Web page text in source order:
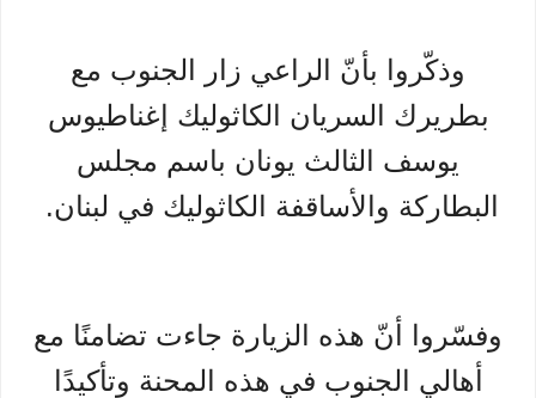
وذكّروا بأنّ الراعي زار الجنوب مع
بطريرك السريان الكاثوليك إغناطيوس
يوسف الثالث يونان باسم مجلس
البطاركة والأساقفة الكاثوليك في لبنان.
وفسّروا أنّ هذه الزيارة جاءت تضامنًا مع
أهالي الجنوب في هذه المحنة وتأكيدًا